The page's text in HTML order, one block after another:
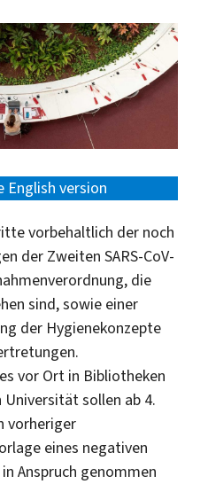
English version
vorbehaltlich der noch
der Zweiten SARS-CoV-
die
sind, sowie einer
der Hygienekonzepte
vor Ort in Bibliotheken
Universität sollen ab 4.
vorheriger
eines negativen
Anspruch genommen